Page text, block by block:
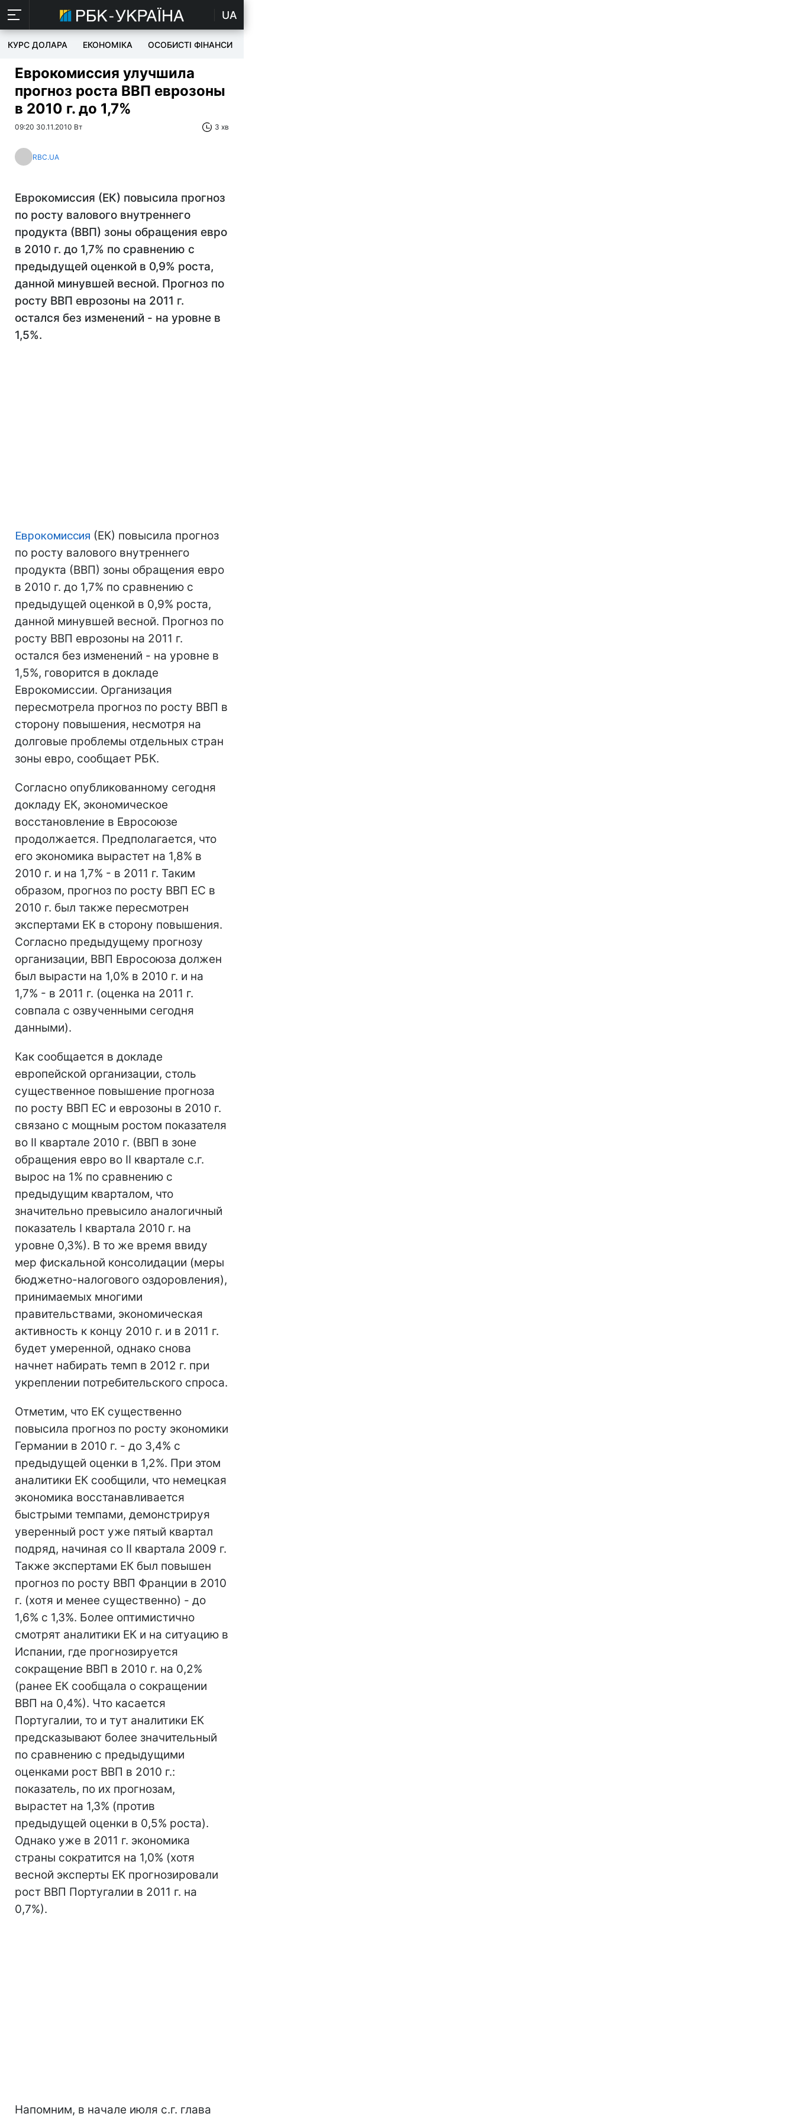
UA
КУРС ДОЛАРА ЕКОНОМІКА ОСОБИСТІ ФІНАНСИ
Еврокомиссия улучшила
прогноз роста ВВП еврозоны
в 2010 г. до 1,7%
09:20 30.11.2010 Вт 3 хв
RBC.UA
Еврокомиссия (ЕК) повысила прогноз
по росту валового внутреннего
продукта (ВВП) зоны обращения евро
в 2010 г. до 1,7% по сравнению с
предыдущей оценкой в 0,9% роста,
данной минувшей весной. Прогноз по
росту ВВП еврозоны на 2011 г.
остался без изменений - на уровне в
1,5%.
Еврокомиссия (ЕК) повысила прогноз
по росту валового внутреннего
продукта (ВВП) зоны обращения евро
в 2010 г. до 1,7% по сравнению с
предыдущей оценкой в 0,9% роста,
данной минувшей весной. Прогноз по
росту ВВП еврозоны на 2011 г.
остался без изменений - на уровне в
1,5%, говорится в докладе
Еврокомиссии. Организация
пересмотрела прогноз по росту ВВП в
сторону повышения, несмотря на
долговые проблемы отдельных стран
зоны евро, сообщает РБК.
Согласно опубликованному сегодня
докладу ЕК, экономическое
восстановление в Евросоюзе
продолжается. Предполагается, что
его экономика вырастет на 1,8% в
2010 г. и на 1,7% - в 2011 г. Таким
образом, прогноз по росту ВВП ЕС в
2010 г. был также пересмотрен
экспертами ЕК в сторону повышения.
Согласно предыдущему прогнозу
организации, ВВП Евросоюза должен
был вырасти на 1,0% в 2010 г. и на
1,7% - в 2011 г. (оценка на 2011 г.
совпала с озвученными сегодня
данными).
Как сообщается в докладе
европейской организации, столь
существенное повышение прогноза
по росту ВВП ЕС и еврозоны в 2010 г.
связано с мощным ростом показателя
во II квартале 2010 г. (ВВП в зоне
обращения евро во II квартале с.г.
вырос на 1% по сравнению с
предыдущим кварталом, что
значительно превысило аналогичный
показатель I квартала 2010 г. на
уровне 0,3%). В то же время ввиду
мер фискальной консолидации (меры
бюджетно-налогового оздоровления),
принимаемых многими
правительствами, экономическая
активность к концу 2010 г. и в 2011 г.
будет умеренной, однако снова
начнет набирать темп в 2012 г. при
укреплении потребительского спроса.
Отметим, что ЕК существенно
повысила прогноз по росту экономики
Германии в 2010 г. - до 3,4% с
предыдущей оценки в 1,2%. При этом
аналитики ЕК сообщили, что немецкая
экономика восстанавливается
быстрыми темпами, демонстрируя
уверенный рост уже пятый квартал
подряд, начиная со II квартала 2009 г.
Также экспертами ЕК был повышен
прогноз по росту ВВП Франции в 2010
г. (хотя и менее существенно) - до
1,6% с 1,3%. Более оптимистично
смотрят аналитики ЕК и на ситуацию в
Испании, где прогнозируется
сокращение ВВП в 2010 г. на 0,2%
(ранее ЕК сообщала о сокращении
ВВП на 0,4%). Что касается
Португалии, то и тут аналитики ЕК
предсказывают более значительный
по сравнению с предыдущими
оценками рост ВВП в 2010 г.:
показатель, по их прогнозам,
вырастет на 1,3% (против
предыдущей оценки в 0,5% роста).
Однако уже в 2011 г. экономика
страны сократится на 1,0% (хотя
весной эксперты ЕК прогнозировали
рост ВВП Португалии в 2011 г. на
0,7%).
Напомним, в начале июля с.г. глава